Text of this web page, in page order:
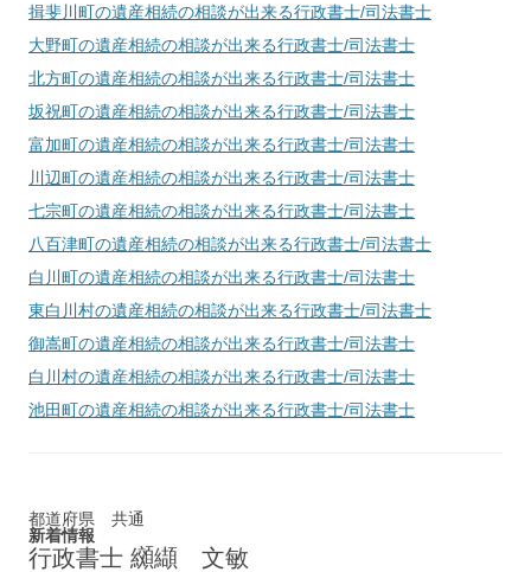
揖斐川町の遺産相続の相談が出来る行政書士/司法書士
大野町の遺産相続の相談が出来る行政書士/司法書士
北方町の遺産相続の相談が出来る行政書士/司法書士
坂祝町の遺産相続の相談が出来る行政書士/司法書士
富加町の遺産相続の相談が出来る行政書士/司法書士
川辺町の遺産相続の相談が出来る行政書士/司法書士
七宗町の遺産相続の相談が出来る行政書士/司法書士
八百津町の遺産相続の相談が出来る行政書士/司法書士
白川町の遺産相続の相談が出来る行政書士/司法書士
東白川村の遺産相続の相談が出来る行政書士/司法書士
御嵩町の遺産相続の相談が出来る行政書士/司法書士
白川村の遺産相続の相談が出来る行政書士/司法書士
池田町の遺産相続の相談が出来る行政書士/司法書士
都道府県 共通
新着情報
行政書士 纐纈 文敏